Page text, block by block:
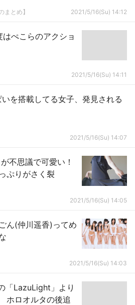
とめ】 2021/5/16(Su) 14:12
はぺこらのアクショ
2021/5/16(Su) 14:11
を搭載してる女子、発見される
2021/5/16(Su) 14:07
不思議で可愛い！
ぷりがさく裂
2021/5/16(Su) 14:05
ん(仲川遥香)ってめ
2021/5/16(Su) 14:03
「LazuLight」より
ホロオルタの後追